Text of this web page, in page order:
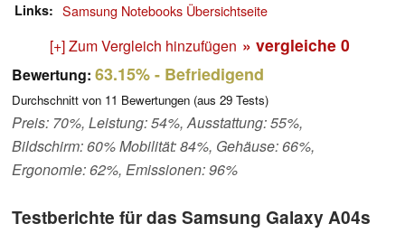
Links Samsung Notebooks Übersichtseite
[+] Zum Vergleich hinzufügen » vergleiche 0
Bewertung: 63.15%- Befriedigend
Durchschnitt von 11 Bewertungen (aus 29 Tests)
Preis: 70%, Leistung: 54%, Ausstattung: 55%,
Bildschirm: 60% Mobilität: 84%, Gehäuse: 66%,
Ergonomie: 62%, Emissionen: 96%
Testberichte für das Samsung Galaxy A04s